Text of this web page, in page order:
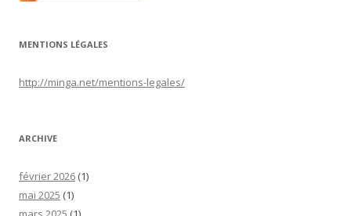
MENTIONS LÉGALES
http://minga.net/mentions-legales/
ARCHIVE
février 2026 (1)
mai 2025 (1)